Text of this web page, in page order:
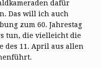
dafür
Das will ich auch
zum 60. Jahrestag
tun, die vielleicht die
des 11. April aus allen